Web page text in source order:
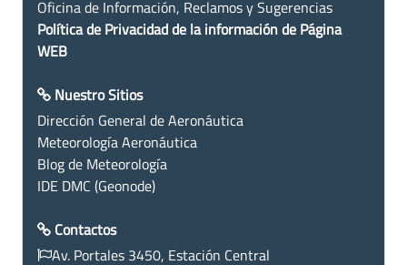
Oficina de Información, Reclamos y Sugerencias
Política de Privacidad de la información de Página
WEB
Nuestro Sitios
Dirección General de Aeronáutica
Meteorología Aeronáutica
Blog de Meteorología
IDE DMC (Geonode)
Contactos
Av. Portales 3450, Estación Central